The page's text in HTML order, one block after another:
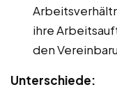
ihre
den
Unterschiede: